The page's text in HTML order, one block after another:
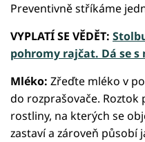
Preventivně stříkáme
VYPLATÍ SE VĚDĚT:
pohromy rajčat. Dá se
Mléko: Zřeďte mléko v
do rozprašovače. Roztok
rostliny, na kterých se
zastaví a zároveň působí